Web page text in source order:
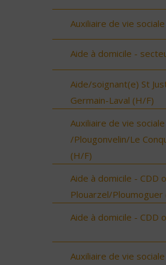
Auxiliaire de vie
Aide à domicile -
Aide/soignant(e) St
Germain-Laval (H/F)
Auxiliaire de vie
/Plougonvelin/Le
(H/F)
Aide à domicile - CDD
Plouarzel/Ploumoguer
Aide à domicile - CDD
Auxiliaire de vie